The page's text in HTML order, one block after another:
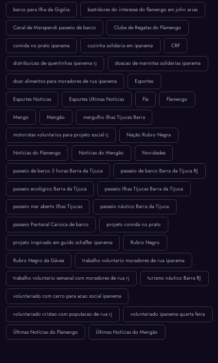
barco para Ilha da Gigóia bastidores do interesse do flamengo em john arias
Canal de Marapendi passeio de barco Clube de Regatas do Flamengo
comida no prato ipanema cozinha solidaria em ipanema CRF
distribuicao de quentinhas ipanema rj doacao de marmitas solidarias ipanema
doar alimentos para moradores de rua ipanema Esportes
Esportes Notícias Esportes Ultimas Notícias Fla Flamengo
Mengo Mengão mergulho Ilhas Tijucas Barra
motoristas voluntarios para projeto social rj Nação Rubro Negra
Notícias do Flamengo Notícias do Mengão Novidades
passeio de barco 3 horas Barra da Tijuca passeio de barco Barra da Tijuca RJ
passeio ecológico Barra da Tijuca passeio Ilhas Tijucas Barra da Tijuca
passeio mar aberto Ilhas Tijucas passeio náutico Barra da Tijuca
passeio Pantanal Carioca de barco projeto comida no prato
projeto inspirado em guido schaffer ipanema Rubro Negro
Rubro Negro da Gávea trabalho voluntario moradores de rua ipanema
trabalho voluntario semanal com moradores de rua rj turismo náutico Barra RJ
voluntariado com carro para acao social ipanema
voluntariado cristao com populacao de rua rj voluntariado ipanema quarta feira
Últimas Notícias do Flamengo Últimas Notícias do Mengão